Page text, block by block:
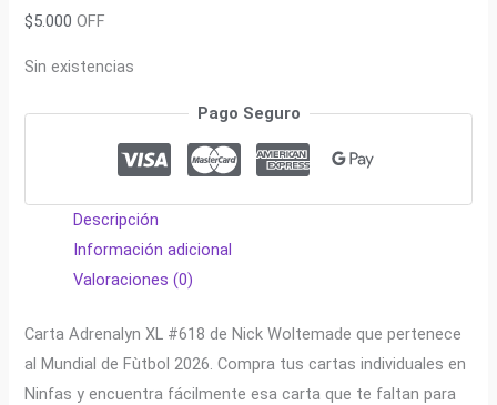
$5.000 OFF
Sin existencias
Pago Seguro
Descripción
Información adicional
Valoraciones (0)
Carta Adrenalyn XL #618 de Nick Woltemade que pertenece
al Mundial de Fùtbol 2026. Compra tus cartas individuales en
Ninfas y encuentra fácilmente esa carta que te faltan para